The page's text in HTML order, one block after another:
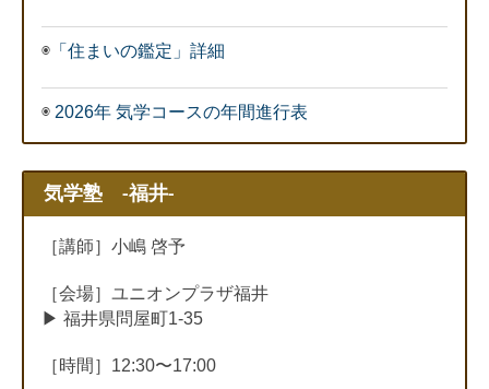
◉ 「住まいの鑑定」詳細
◉ 2026年 気学コースの年間進行表
気学塾 -福井-
［講師］小嶋 啓予
［会場］ユニオンプラザ福井
▶︎ 福井県問屋町1-35
［時間］12:30〜17:00